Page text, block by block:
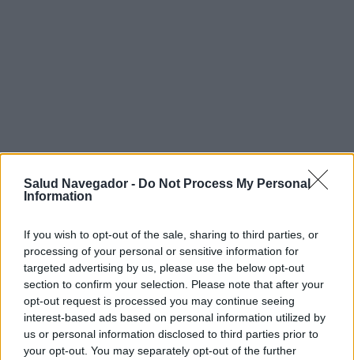
Salud Navegador - Do Not Process My Personal
Information
If you wish to opt-out of the sale, sharing to third parties, or
processing of your personal or sensitive information for
targeted advertising by us, please use the below opt-out
section to confirm your selection. Please note that after your
opt-out request is processed you may continue seeing
interest-based ads based on personal information utilized by
us or personal information disclosed to third parties prior to
your opt-out. You may separately opt-out of the further
¿Interesante? ¡Compártelo en Facebook!
¿Quiere estar al día? Síganos en GoogleNews